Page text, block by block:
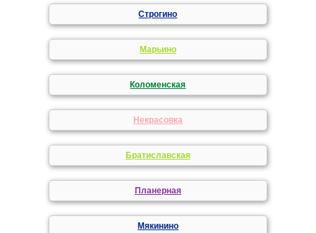
Строгино
Марьино
Коломенская
Некрасовка
Братиславская
Планерная
Мякинино